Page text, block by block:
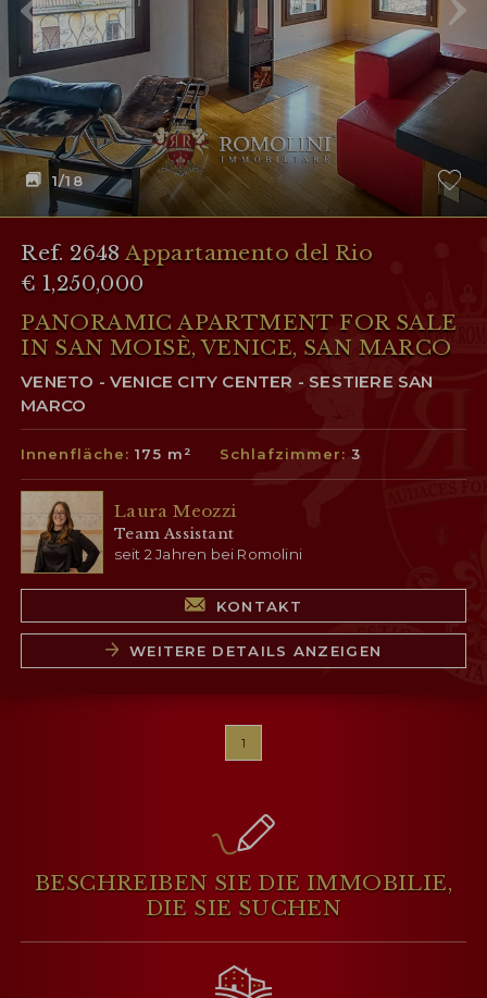
1/18
Ref. 2648Appartamento del Rio
€ 1,250,000
PANORAMIC APARTMENT FOR SALE
IN SAN MOISÈ, VENICE, SAN MARCO
VENETO - VENICE CITY CENTER - SESTIERE SAN
MARCO
Innenfläche:175 m² Schlafzimmer:3
Laura Meozzi
Team Assistant
seit 2 Jahren bei Romolini
KONTAKT
WEITERE DETAILS ANZEIGEN
1
BESCHREIBEN SIE DIE IMMOBILIE,
DIE SIE SUCHEN